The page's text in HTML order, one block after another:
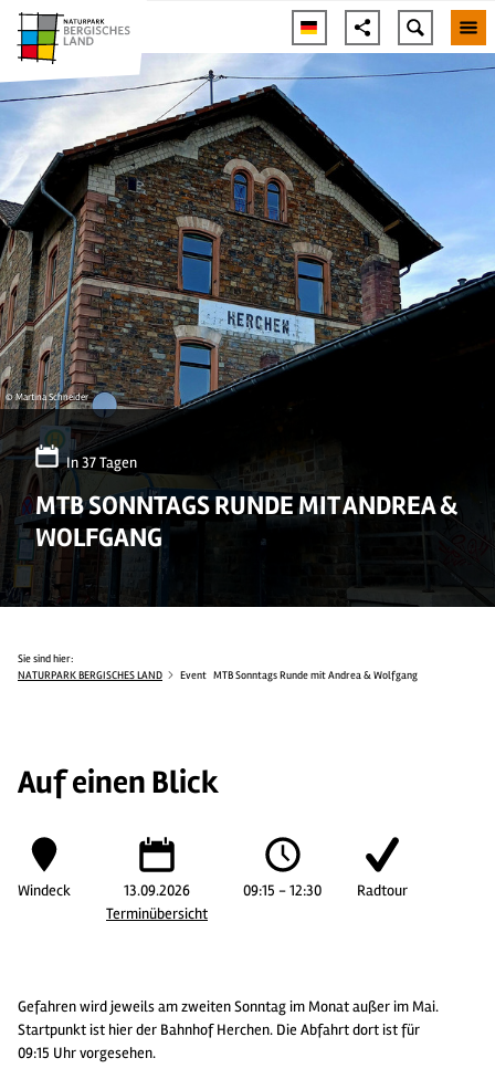
© Martina Schneider
In 37 Tagen
MTB SONNTAGS RUNDE MIT ANDREA &
WOLFGANG
Sie sind hier:
NATURPARK BERGISCHES LAND
Event MTB Sonntags Runde mit Andrea & Wolfgang
Auf einen Blick
Windeck
13.09.2026
Terminübersicht
09:15 - 12:30 Radtour
Gefahren wird jeweils am zweiten Sonntag im Monat außer im Mai.
Startpunkt ist hier der Bahnhof Herchen. Die Abfahrt dort ist für
09:15 Uhr vorgesehen.